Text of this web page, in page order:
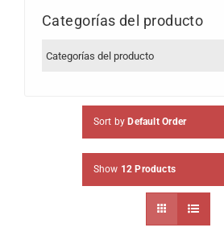
Categorías del producto
Sort by Default Order
Show 12 Products